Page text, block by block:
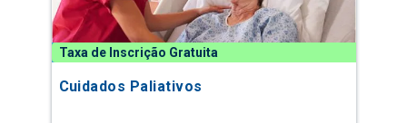
Taxa de Inscrição Gratuita
Cuidados Paliativos